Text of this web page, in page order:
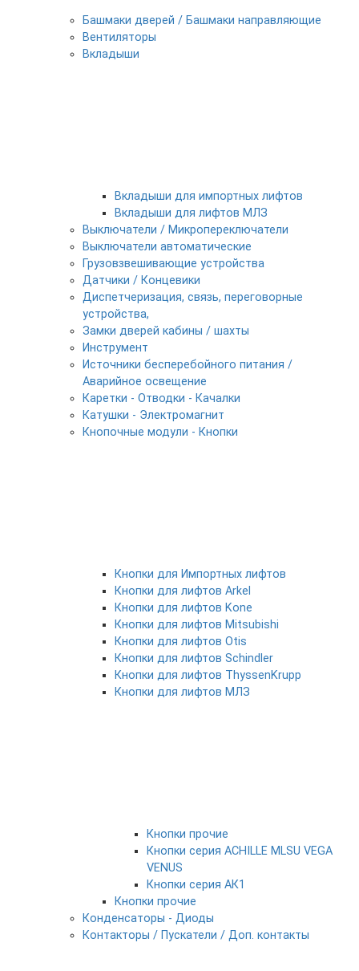
Башмаки дверей / Башмаки направляющие
Вентиляторы
Вкладыши
Вкладыши для импортных лифтов
Вкладыши для лифтов МЛЗ
Выключатели / Микропереключатели
Выключатели автоматические
Грузовзвешивающие устройства
Датчики / Концевики
Диспетчеризация, связь, переговорные
устройства,
Замки дверей кабины / шахты
Инструмент
Источники бесперебойного питания /
Аварийное освещение
Каретки - Отводки - Качалки
Катушки - Электромагнит
Кнопочные модули - Кнопки
Кнопки для Импортных лифтов
Кнопки для лифтов Arkel
Кнопки для лифтов Kone
Кнопки для лифтов Mitsubishi
Кнопки для лифтов Otis
Кнопки для лифтов Schindler
Кнопки для лифтов ThyssenKrupp
Кнопки для лифтов МЛЗ
Кнопки прочие
Кнопки серия ACHILLE MLSU VEGA
VENUS
Кнопки серия АК1
Кнопки прочие
Конденсаторы - Диоды
Контакторы / Пускатели / Доп. контакты